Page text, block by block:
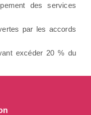
des services
par les accords
excéder 20 % du